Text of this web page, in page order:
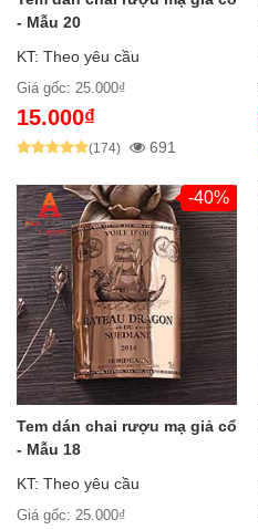
- Mẫu 20
KT: Theo yêu cầu
Giá gốc: 25.000₫
15.000₫
(174) 691
-40%
Tem dán chai rượu mạ giả cổ
- Mẫu 18
KT: Theo yêu cầu
Giá gốc: 25.000₫